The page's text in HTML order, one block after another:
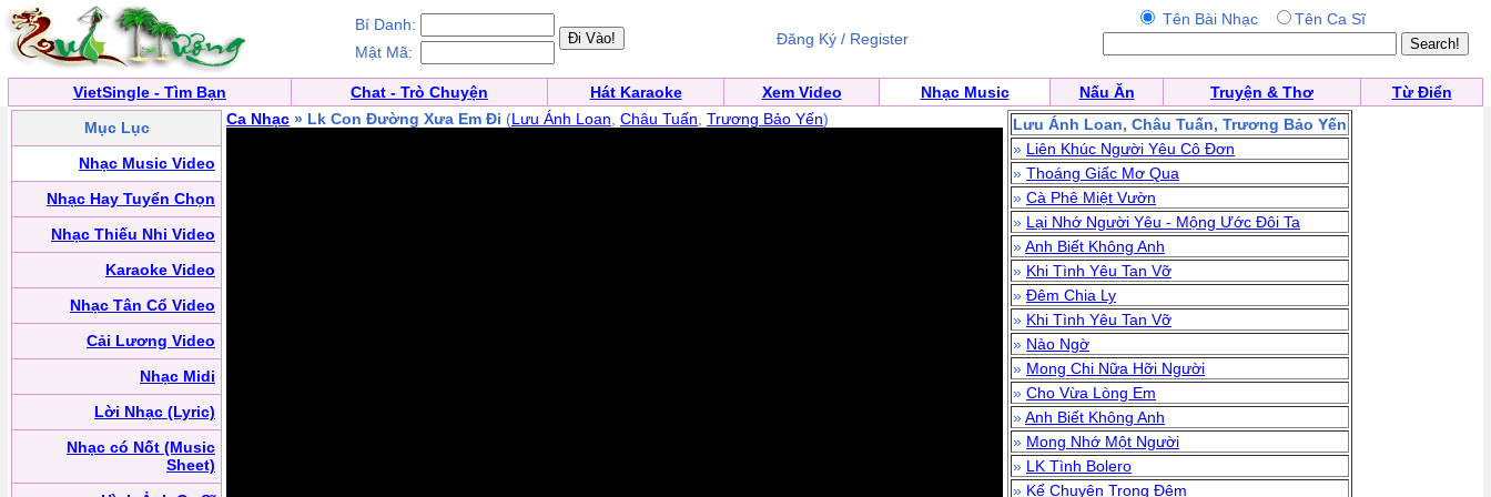
Bí Danh:
Mật Mã:
Đăng Ký / Register
Tên Bài Nhạc Tên Ca Sĩ
VietSingle - Tìm Bạn Chat - Trò Chuyện Hát Karaoke Xem Video Nhạc Music Nấu Ăn Truyện & Thơ
Từ Điển
Mục Lục
Nhạc Music Video
Nhạc Hay Tuyển Chọn
Nhạc Thiếu Nhi Video
Karaoke Video
Nhạc Tân Cổ Video
Cải Lương Video
Nhạc Midi
Lời Nhạc (Lyric)
Nhạc có Nốt (Music
Sheet)
Ca Nhạc » Lk Con Đường Xưa Em Đi (Lưu Ánh Loan Châu Tuấn Trương Bảo Yến)
Lưu Ánh Loan, Châu Tuấn, Trương Bảo Yến
» Liên Khúc Người Yêu Cô Đơn
» Thoáng Giấc Mơ Qua
» Cà Phê Miệt Vườn
» Lại Nhớ Người Yêu - Mộng Ước Đôi Ta
»Anh Biết Không Anh
» Khi Tình Yêu Tan Vỡ
» Đêm Chia Ly
» Khi Tình Yêu Tan Vỡ
» Nào Ngờ
» Mong Chi Nữa Hỡi Người
» Cho Vừa Lòng Em
»Anh Biết Không Anh
» Mong Nhớ Một Người
» LK Tình Bolero
» Kể Chuyện Trong Đêm